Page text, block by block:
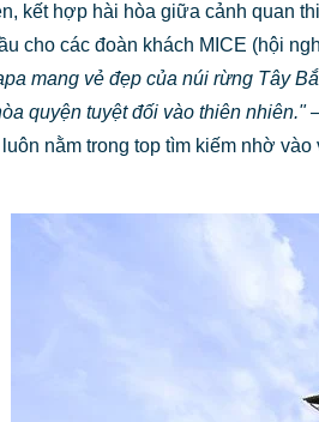
kết hợp hài hòa giữa cảnh quan
cho các đoàn khách MICE (hội
mang vẻ đẹp của núi rừng Tây
quyện tuyệt đối vào thiên nhiên."
nằm trong top tìm kiếm nhờ